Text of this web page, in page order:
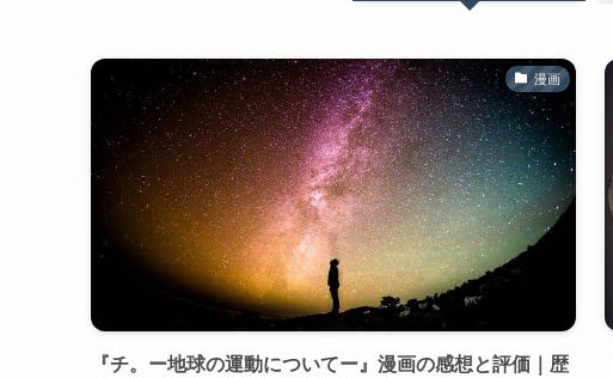
漫画
『チ。ー地球の運動についてー』漫画の感想と評価｜歴